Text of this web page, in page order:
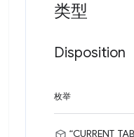
类型
Disposition
枚举